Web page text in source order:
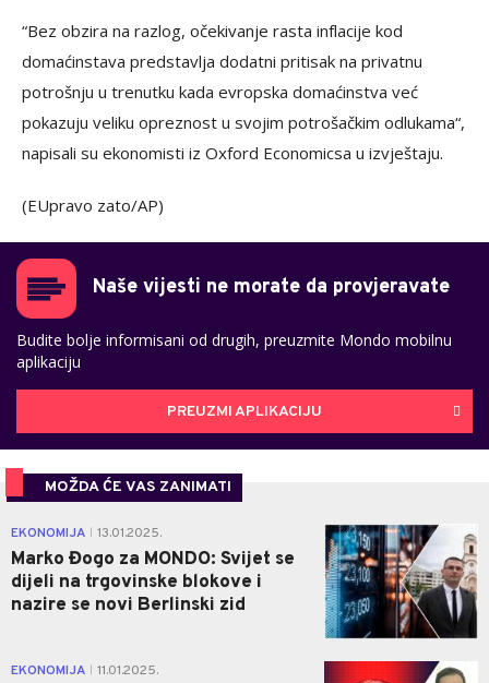
“Bez obzira na razlog, očekivanje rasta inflacije kod
domaćinstava predstavlja dodatni pritisak na privatnu
potrošnju u trenutku kada evropska domaćinstva već
pokazuju veliku opreznost u svojim potrošačkim odlukama“,
napisali su ekonomisti iz Oxford Economicsa u izvještaju.
(EUpravo zato/AP)
Naše vijesti ne morate da provjeravate
Budite bolje informisani od drugih, preuzmite Mondo mobilnu
aplikaciju
PREUZMI APLIKACIJU
MOŽDA ĆE VAS ZANIMATI
EKONOMIJA 13.01.2025.
Marko Đogo za MONDO: Svijet se
dijeli na trgovinske blokove i
nazire se novi Berlinski zid
EKONOMIJA 11.01.2025.